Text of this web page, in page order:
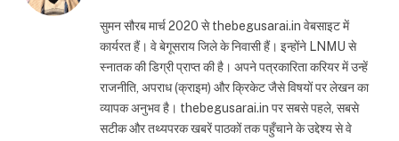
सुमन सौरब मार्च 2020 से thebegusarai.in वेबसाइट में
कार्यरत हैं। वे बेगूसराय जिले के निवासी हैं। इन्होंने LNMU से
स्नातक की डिग्री प्राप्त की है। अपने पत्रकारिता करियर में उन्हें
राजनीति, अपराध (क्राइम) और क्रिकेट जैसे विषयों पर लेखन का
व्यापक अनुभव है। thebegusarai.in पर सबसे पहले, सबसे
सटीक और तथ्यपरक खबरें पाठकों तक पहुँचाने के उद्देश्य से वे